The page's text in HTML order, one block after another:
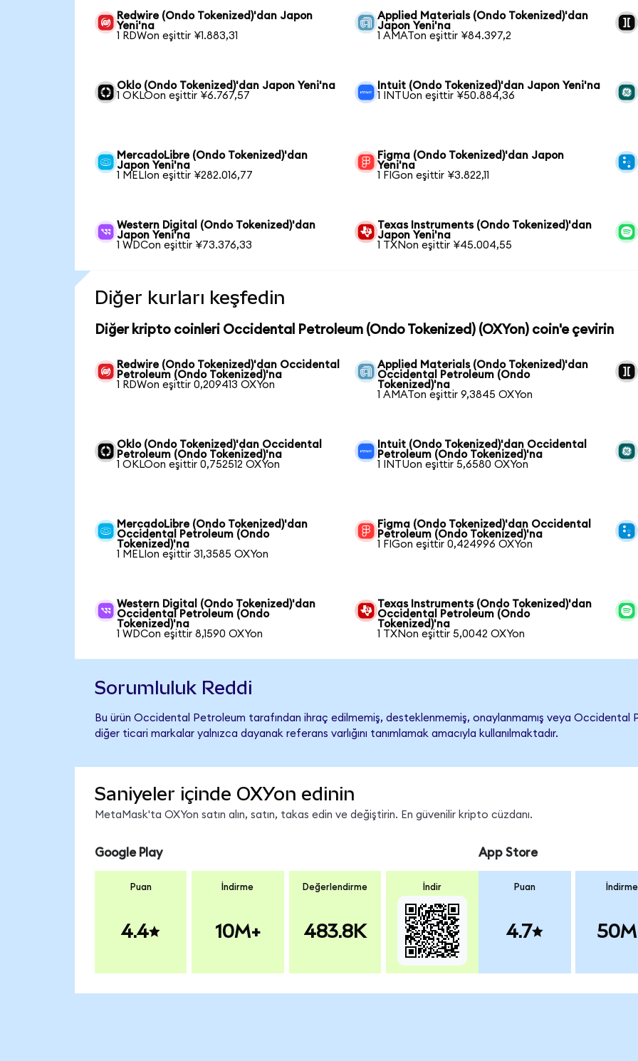
Redwire (Ondo Tokenized)'dan Japon
Yeni'na
1 RDWon eşittir ¥1.883,31
Applied Materials (Ondo Tokenized)'dan
Japon Yeni'na
1 AMATon eşittir ¥84.397,2
Oklo (Ondo Tokenized)'dan Japon Yeni'na
1 OKLOon eşittir ¥6.767,57
Intuit (Ondo Tokenized)'dan Japon Yeni'na
1 INTUon eşittir ¥50.884,36
MercadoLibre (Ondo Tokenized)'dan
Japon Yeni'na
1 MELIon eşittir ¥282.016,77
Figma (Ondo Tokenized)'dan Japon
Yeni'na
1 FIGon eşittir ¥3.822,11
Western Digital (Ondo Tokenized)'dan
Japon Yeni'na
1 WDCon eşittir ¥73.376,33
Texas Instruments (Ondo Tokenized)'dan
Japon Yeni'na
1 TXNon eşittir ¥45.004,55
Diğer kurları keşfedin
Diğer kripto coinleri Occidental Petroleum (Ondo Tokenized) (OXYon) coin'e çevirin
Redwire (Ondo Tokenized)'dan Occidental
Petroleum (Ondo Tokenized)'na
1 RDWon eşittir 0,209413 OXYon
Applied Materials (Ondo Tokenized)'dan
Occidental Petroleum (Ondo
Tokenized)'na
1 AMATon eşittir 9,3845 OXYon
Oklo (Ondo Tokenized)'dan Occidental
Petroleum (Ondo Tokenized)'na
1 OKLOon eşittir 0,752512 OXYon
Intuit (Ondo Tokenized)'dan Occidental
Petroleum (Ondo Tokenized)'na
1 INTUon eşittir 5,6580 OXYon
MercadoLibre (Ondo Tokenized)'dan
Occidental Petroleum (Ondo
Tokenized)'na
1 MELIon eşittir 31,3585 OXYon
Figma (Ondo Tokenized)'dan Occidental
Petroleum (Ondo Tokenized)'na
1 FIGon eşittir 0,424996 OXYon
Western Digital (Ondo Tokenized)'dan
Occidental Petroleum (Ondo
Tokenized)'na
1 WDCon eşittir 8,1590 OXYon
Texas Instruments (Ondo Tokenized)'dan
Occidental Petroleum (Ondo
Tokenized)'na
1 TXNon eşittir 5,0042 OXYon
Sorumluluk Reddi
Bu ürün Occidental Petroleum tarafından ihraç edilmemiş, desteklenmemiş, onaylanmamış veya Occidental
diğer ticari markalar yalnızca dayanak referans varlığını tanımlamak amacıyla kullanılmaktadır.
Saniyeler içinde OXYon edinin
MetaMask'ta OXYon satın alın, satın, takas edin ve değiştirin. En güvenilir kripto cüzdanı.
Google Play
Puan
4.4
İndirme
10M+
Değerlendirme
483.8K
İndir
App Store
Puan
4.7
İndirme